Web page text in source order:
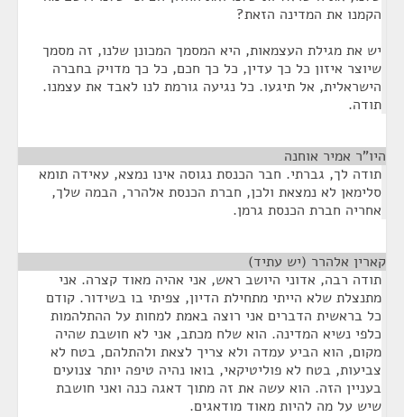
הקמנו את המדינה הזאת?
יש את מגילת העצמאות, היא המסמך המכונן שלנו, זה מסמך
שיוצר איזון כל כך עדין, כל כך חכם, כל כך מדויק בחברה
הישראלית, אל תיגעו. כל נגיעה גורמת לנו לאבד את עצמנו.
תודה.
היו"ר אמיר אוחנה
תודה לך, גברתי. חבר הכנסת נגוסה אינו נמצא, עאידה תומא
סלימאן לא נמצאת ולכן, חברת הכנסת אלהרר, הבמה שלך,
אחריה חברת הכנסת גרמן.
קארין אלהרר (יש עתיד)
תודה רבה, אדוני היושב ראש, אני אהיה מאוד קצרה. אני
מתנצלת שלא הייתי מתחילת הדיון, צפיתי בו בשידור. קודם
כל בראשית הדברים אני רוצה באמת למחות על ההתלהמות
כלפי נשיא המדינה. הוא שלח מכתב, אני לא חושבת שהיה
מקום, הוא הביע עמדה ולא צריך לצאת ולהתלהם, בטח לא
צביעות, בטח לא פוליטיקאי, בואו נהיה טיפה יותר צנועים
בעניין הזה. הוא עשה את זה מתוך דאגה כנה ואני חושבת
שיש על מה להיות מאוד מודאגים.